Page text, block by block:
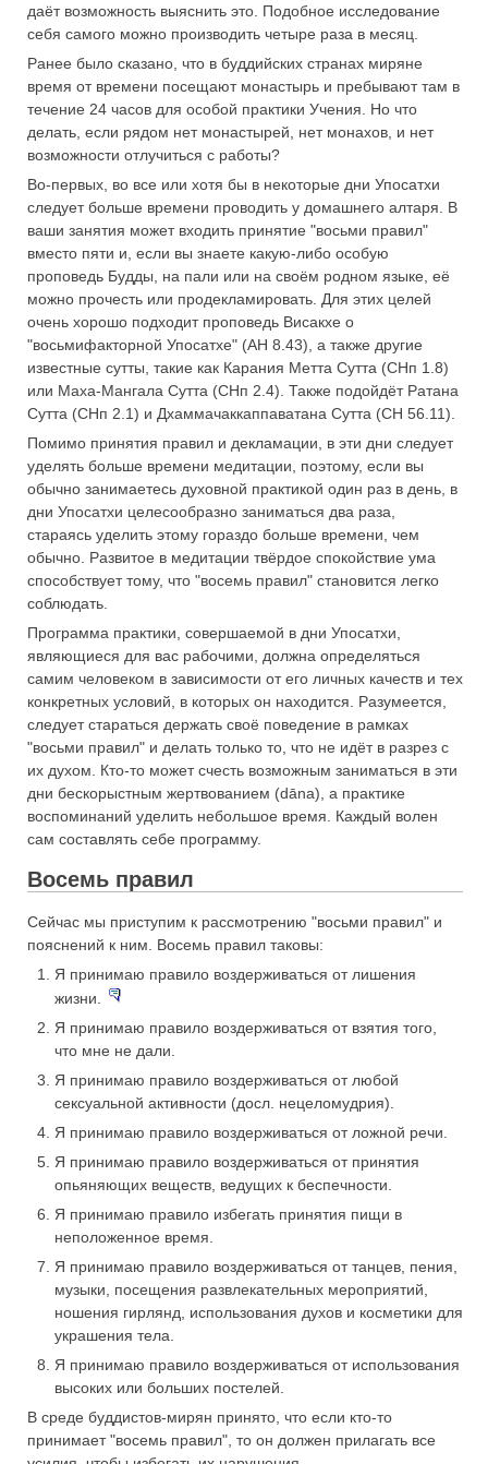
даёт возможность выяснить это. Подобное исследование
себя самого можно производить четыре раза в месяц.
Ранее было сказано, что в буддийских странах миряне
время от времени посещают монастырь и пребывают там в
течение 24 часов для особой практики Учения. Но что
делать, если рядом нет монастырей, нет монахов, и нет
возможности отлучиться с работы?
Во-первых, во все или хотя бы в некоторые дни Упосатхи
следует больше времени проводить у домашнего алтаря. В
ваши занятия может входить принятие "восьми правил"
вместо пяти и, если вы знаете какую-либо особую
проповедь Будды, на пали или на своём родном языке, её
можно прочесть или продекламировать. Для этих целей
очень хорошо подходит проповедь Висакхе о
"восьмифакторной Упосатхе" (АН 8.43), а также другие
известные сутты, такие как Карания Метта Сутта (СНп 1.8)
или Маха-Мангала Сутта (СНп 2.4). Также подойдёт Ратана
Сутта (СНп 2.1) и Дхаммачаккаппаватана Сутта (СН 56.11).
Помимо принятия правил и декламации, в эти дни следует
уделять больше времени медитации, поэтому, если вы
обычно занимаетесь духовной практикой один раз в день, в
дни Упосатхи целесообразно заниматься два раза,
стараясь уделить этому гораздо больше времени, чем
обычно. Развитое в медитации твёрдое спокойствие ума
способствует тому, что "восемь правил" становится легко
соблюдать.
Программа практики, совершаемой в дни Упосатхи,
являющиеся для вас рабочими, должна определяться
самим человеком в зависимости от его личных качеств и тех
конкретных условий, в которых он находится. Разумеется,
следует стараться держать своё поведение в рамках
"восьми правил" и делать только то, что не идёт в разрез с
их духом. Кто-то может счесть возможным заниматься в эти
дни бескорыстным жертвованием (dāna), а практике
воспоминаний уделить небольшое время. Каждый волен
сам составлять себе программу.
Восемь правил
Сейчас мы приступим к рассмотрению "восьми правил" и
пояснений к ним. Восемь правил таковы:
Я принимаю правило воздерживаться от лишения
жизни.
Я принимаю правило воздерживаться от взятия того,
что мне не дали.
Я принимаю правило воздерживаться от любой
сексуальной активности (досл. нецеломудрия).
Я принимаю правило воздерживаться от ложной речи.
Я принимаю правило воздерживаться от принятия
опьяняющих веществ, ведущих к беспечности.
Я принимаю правило избегать принятия пищи в
неположенное время.
Я принимаю правило воздерживаться от танцев, пения,
музыки, посещения развлекательных мероприятий,
ношения гирлянд, использования духов и косметики для
украшения тела.
Я принимаю правило воздерживаться от использования
высоких или больших постелей.
В среде буддистов-мирян принято, что если кто-то
принимает "восемь правил", то он должен прилагать все